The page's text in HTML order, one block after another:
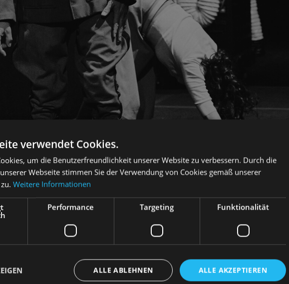
entstanden stimmungsvolle Fotografien unserer Solist*innen. Mit feinem
verwendet Cookies.
um die Benutzerfreundlichkeit unserer Website zu verbessern. Durch die
Webseite stimmen Sie der Verwendung von Cookies gemäß unserer
Weitere Informationen
Performance Targeting Funktionalität
ALLE AKZEPTIEREN
ALLE ABLEHNEN